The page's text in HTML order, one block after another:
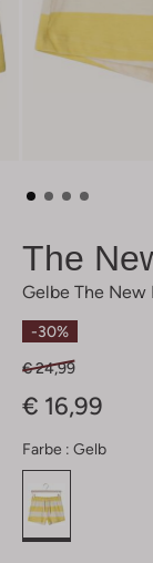
The
Gelbe The New
-30%
€ 24,99
€ 16,99
Farbe : Gelb